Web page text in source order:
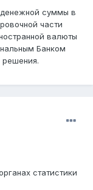
денежной суммы в
части
валюты
Банком
решения.
статистики